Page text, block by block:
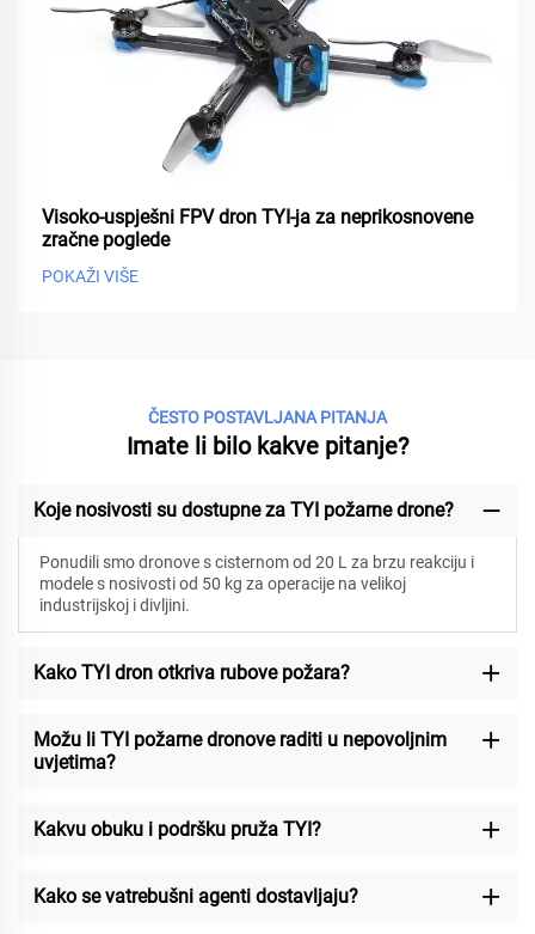
Visoko-uspješni FPV dron TYI-ja za neprikosnovene
zračne poglede
POKAŽI VIŠE
ČESTO POSTAVLJANA PITANJA
Imate li bilo kakve pitanje?
Koje nosivosti su dostupne za TYI požarne drone?
Ponudili smo dronove s cisternom od 20 L za brzu reakciju i
modele s nosivosti od 50 kg za operacije na velikoj
industrijskoj i divljini.
Kako TYI dron otkriva rubove požara?
Možu li TYI požarne dronove raditi u nepovoljnim
uvjetima?
Kakvu obuku i podršku pruža TYI?
Kako se vatrebušni agenti dostavljaju?